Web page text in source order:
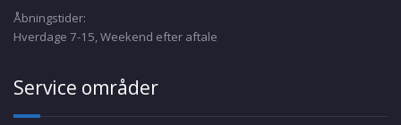
Åbningstider:
Hverdage 7-15, Weekend efter aftale
Service områder